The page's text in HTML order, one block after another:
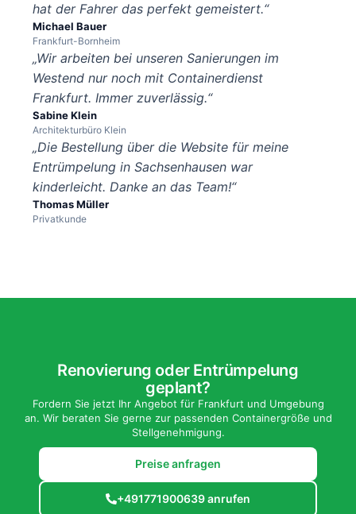
hat der Fahrer das perfekt gemeistert.“
Michael Bauer
Frankfurt-Bornheim
„Wir arbeiten bei unseren Sanierungen im
Westend nur noch mit Containerdienst
Frankfurt. Immer zuverlässig.“
Sabine Klein
Architekturbüro Klein
„Die Bestellung über die Website für meine
Entrümpelung in Sachsenhausen war
kinderleicht. Danke an das Team!“
Thomas Müller
Privatkunde
Renovierung oder Entrümpelung
geplant?
Fordern Sie jetzt Ihr Angebot für Frankfurt und Umgebung
an. Wir beraten Sie gerne zur passenden Containergröße und
Stellgenehmigung.
Preise anfragen
+491771900639 anrufen